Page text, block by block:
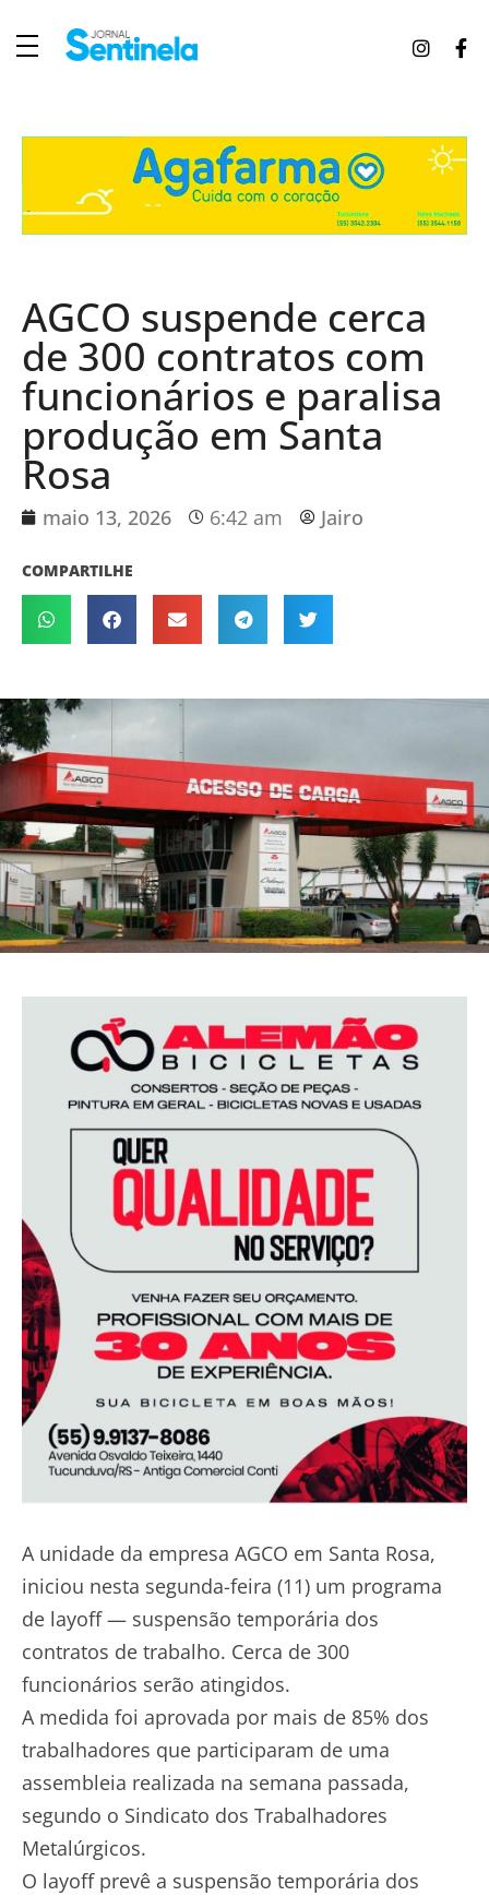
AGCO suspende cerca
de 300 contratos com
funcionários e paralisa
produção em Santa
Rosa
maio 13, 2026 6:42 am Jairo
COMPARTILHE
A unidade da empresa AGCO em Santa Rosa,
iniciou nesta segunda-feira (11) um programa
de layoff — suspensão temporária dos
contratos de trabalho. Cerca de 300
funcionários serão atingidos.
A medida foi aprovada por mais de 85% dos
trabalhadores que participaram de uma
assembleia realizada na semana passada,
segundo o Sindicato dos Trabalhadores
Metalúrgicos.
O layoff prevê a suspensão temporária dos